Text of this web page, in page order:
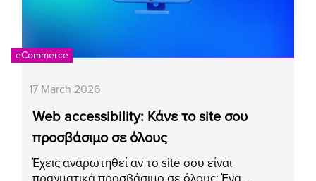
eCommerce
17 March 2026
Web accessibility: Κάνε το site σου
προσβάσιμο σε όλους
Έχεις αναρωτηθεί αν το site σου είναι